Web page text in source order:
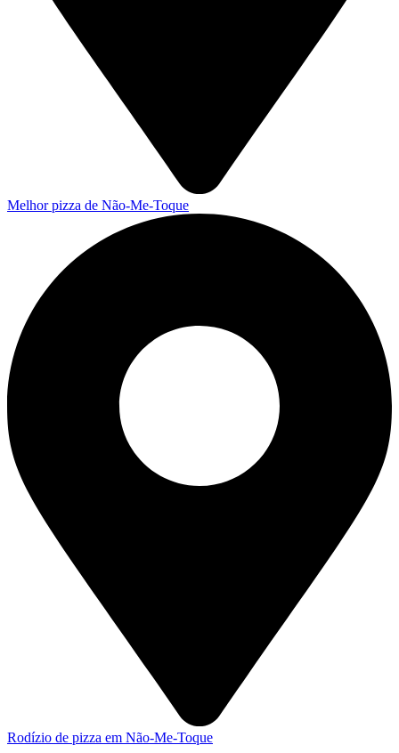
Melhor pizza de Não-Me-Toque
Rodízio de pizza em Não-Me-Toque